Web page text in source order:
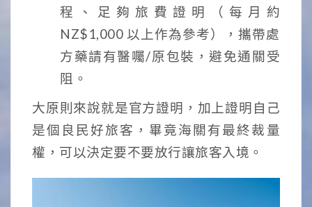
程、足夠旅費證明（每月約
NZ$1,000 以上作為參考），攜帶處
方藥請有醫囑/原包裝，避免通關受
阻。
大原則來說就是官方證明，加上證明自己
是個良民好旅客，畢竟海關有最終裁量
權，可以決定要不要放行讓旅客入境。